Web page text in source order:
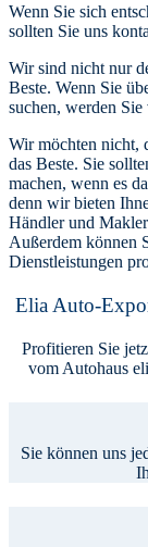
Wenn Sie sich
sollten Sie uns
Wir sind nicht nur
Beste. Wenn Sie
suchen, werden
Wir möchten nicht,
das Beste. Sie
machen, wenn es
denn wir bieten
Händler und
Außerdem können
Dienstleistungen
Elia Auto-
Profitieren Sie
vom Autohaus
Sie können uns